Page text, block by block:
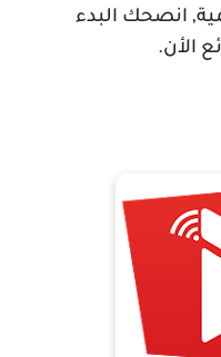
انصحك البدء
الأن.